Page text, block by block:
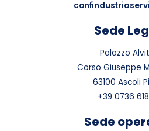
Sede
Palazzo
Corso Giuseppe
63100 Ascoli
+39 0736
Sede